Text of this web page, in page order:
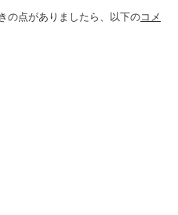
の点がありましたら、以下のコメ